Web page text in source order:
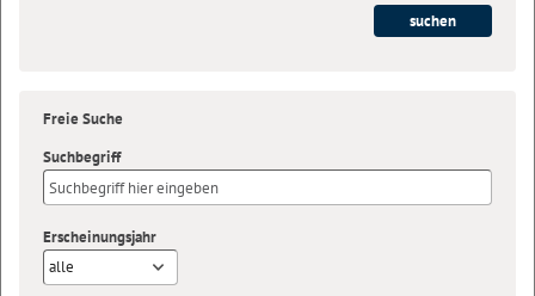
Freie Suche
Suchbegriff
Erscheinungsjahr
alle